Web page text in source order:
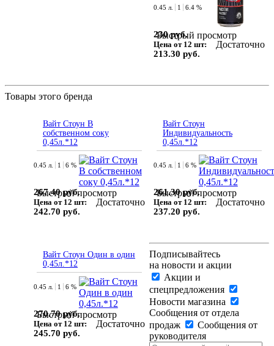
Быстрый просмотр
0.45 л. 1 6.4 %
230 руб.
Цена от 12 шт:
213.30 руб.
Достаточно
Товары этого бренда
Вайт Стоун В
собственном соку
0,45л.*12
Быстрый просмотр
0.45 л. 1 6 %
267.40 руб.
Цена от 12 шт:
242.70 руб.
Достаточно
Вайт Стоун
Индивидуальность
0,45л.*12
Быстрый просмотр
0.45 л. 1 6 %
261.30 руб.
Цена от 12 шт:
237.20 руб.
Достаточно
Вайт Стоун Один в один
0,45л.*12
Быстрый просмотр
0.45 л. 1 6 %
270.70 руб.
Цена от 12 шт:
245.70 руб.
Достаточно
Подписывайтесь
на новости и акции
Акции и
спецпредложения
Новости магазина
Сообщения от отдела
продаж
Сообщения от
руководителя